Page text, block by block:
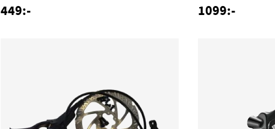
449:- 1099:-